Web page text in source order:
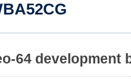
64 development